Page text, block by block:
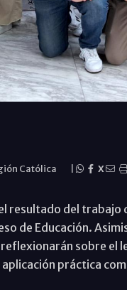
Católica X
resultado del
de Educación.
sobre el
aplicación práctica